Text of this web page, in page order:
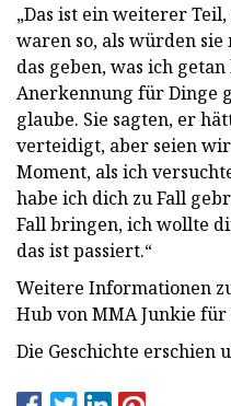
„Das ist ein weiterer
waren so, als würden
das geben, was ich
Anerkennung für Dinge
glaube. Sie sagten, er
verteidigt, aber seien
Moment, als ich
habe ich dich zu Fall
Fall bringen, ich wollte
das ist passiert.“
Weitere Informationen
Hub von MMA Junkie für
Die Geschichte erschien